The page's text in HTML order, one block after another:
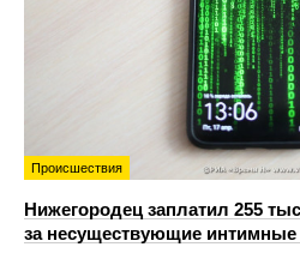
Происшествия
Нижегородец заплатил 255
за несуществующие интимные